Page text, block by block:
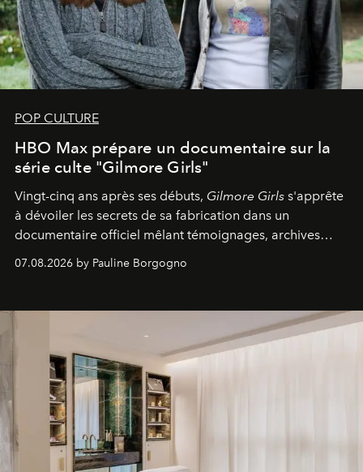
POP CULTURE
HBO Max prépare un documentaire sur la
série culte "Gilmore Girls"
Vingt-cinq ans après ses débuts, Gilmore Girls s'apprête
à dévoiler les secrets de sa fabrication dans un
documentaire officiel mêlant témoignages, archives
générationnel.
07.08.2026 by Pauline Borgogno